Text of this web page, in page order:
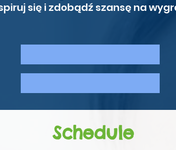
się i zdobądź szansę na
Schedule